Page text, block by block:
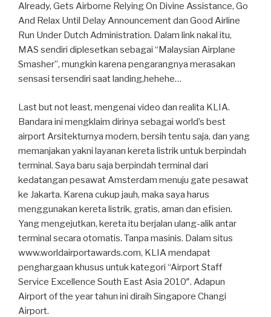
Already, Gets Airborne Relying On Divine Assistance, Go
And Relax Until Delay Announcement dan Good Airline
Run Under Dutch Administration. Dalam link nakal itu,
MAS sendiri diplesetkan sebagai “Malaysian Airplane
Smasher”, mungkin karena pengarangnya merasakan
sensasi tersendiri saat landing,hehehe…
Last but not least, mengenai video dan realita KLIA.
Bandara ini mengklaim dirinya sebagai world’s best
airport Arsitekturnya modern, bersih tentu saja, dan yang
memanjakan yakni layanan kereta listrik untuk berpindah
terminal. Saya baru saja berpindah terminal dari
kedatangan pesawat Amsterdam menuju gate pesawat
ke Jakarta. Karena cukup jauh, maka saya harus
menggunakan kereta listrik, gratis, aman dan efisien.
Yang mengejutkan, kereta itu berjalan ulang-alik antar
terminal secara otomatis. Tanpa masinis. Dalam situs
www.worldairportawards.com, KLIA mendapat
penghargaan khusus untuk kategori “Airport Staff
Service Excellence South East Asia 2010″. Adapun
Airport of the year tahun ini diraih Singapore Changi
Airport.